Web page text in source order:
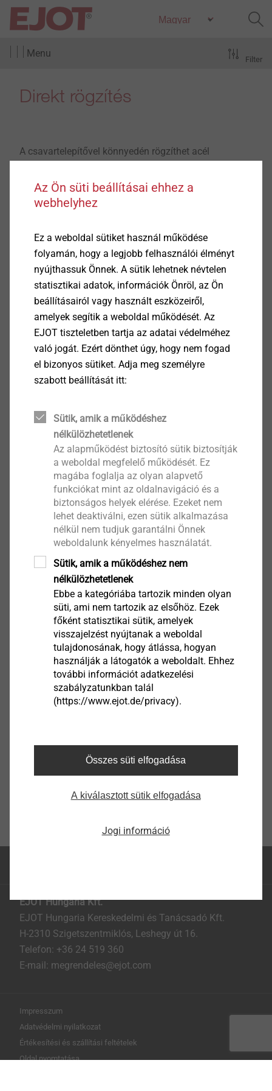
Menu
Direkt rögzítés
Mutass többet
A csavartelepítővel könnyedén rögzíthet acél
acél szerkezetekre. Ehhez a P560 csavartelepítőre van
szüksége, illetve a hozzá tartozó patronokra.
Termékek (3)
Filter
HSBR drive pin 14 collated
Direkt rögzítés
Termék megtekintése
cartridges 6.3/16
Direkt rögzítés
Shot firing tool P 560
Direkt rögzítés
Termék megtekintése
EJOT Hungaria Kft.
EJOT Hungaria Kereskedelmi és Tanácsadó Kft.
H-2310 Szigetszentmiklós, Leshegy út 16.
Telefon: +36 24 519 360
E-mail: megrendeles@ejot.com
Impresszum
Adatvédelmi nyilatkozat
Értékesítési és szállítási feltételek
Oldal nyomtatása
Az Ön süti beállításai ehhez a
webhelyhez
Ez a weboldal sütiket használ működése
folyamán, hogy a legjobb felhasználói élményt
nyújthassuk Önnek. A sütik lehetnek névtelen
statisztikai adatok, információk Önröl, az Ön
beállításairól vagy használt eszközeiről,
amelyek segítik a weboldal működését. Az
EJOT tiszteletben tartja az adatai védelméhez
való jogát. Ezért dönthet úgy, hogy nem fogad
el bizonyos sütiket. Adja meg személyre
szabott beállítását itt:
Sütik, amik a működéshez
nélkülözhetetlenek
Az alapműködést biztosító sütik biztosítják
a weboldal megfelelő működését. Ez
magába foglalja az olyan alapvető
funkciókat mint az oldalnavigáció és a
biztonságos helyek elérése. Ezeket nem
lehet deaktiválni, ezen sütik alkalmazása
nélkül nem tudjuk garantálni Önnek
weboldalunk kényelmes használatát.
Sütik, amik a működéshez nem
nélkülözhetetlenek
Ebbe a kategóriába tartozik minden olyan
süti, ami nem tartozik az elsőhöz. Ezek
főként statisztikai sütik, amelyek
visszajelzést nyújtanak a weboldal
tulajdonosának, hogy átlássa, hogyan
használják a látogatók a weboldalt. Ehhez
további információt adatkezelési
szabályzatunkban talál
(https://www.ejot.de/privacy).
Összes süti elfogadása
A kiválasztott sütik elfogadása
Jogi információ